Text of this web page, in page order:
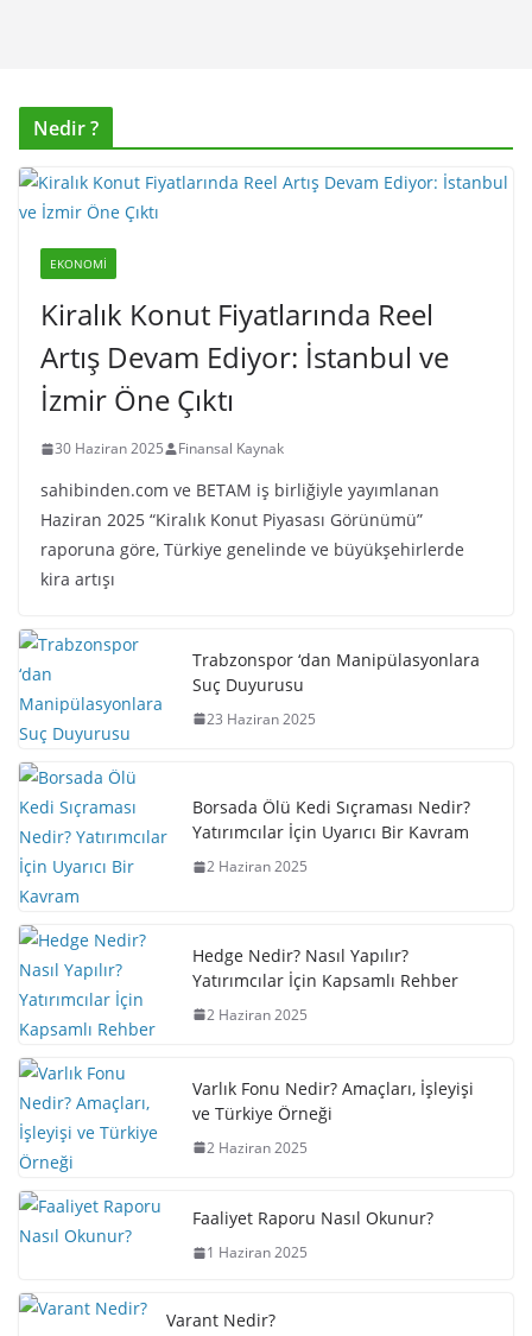
Nedir ?
EKONOMI
Kiralık Konut Fiyatlarında Reel
Artış Devam Ediyor: İstanbul ve
İzmir Öne Çıktı
30 Haziran 2025 Finansal Kaynak
sahibinden.com ve BETAM iş birliğiyle yayımlanan
Haziran 2025 “Kiralık Konut Piyasası Görünümü”
raporuna göre, Türkiye genelinde ve büyükşehirlerde
kira artışı
Trabzonspor ‘dan Manipülasyonlara
Suç Duyurusu
23 Haziran 2025
Borsada Ölü Kedi Sıçraması Nedir?
Yatırımcılar İçin Uyarıcı Bir Kavram
2 Haziran 2025
Hedge Nedir? Nasıl Yapılır?
Yatırımcılar İçin Kapsamlı Rehber
2 Haziran 2025
Varlık Fonu Nedir? Amaçları, İşleyişi
ve Türkiye Örneği
2 Haziran 2025
Faaliyet Raporu Nasıl Okunur?
1 Haziran 2025
Varant Nedir?